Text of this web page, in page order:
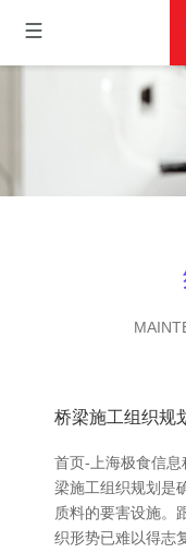
桥梁施工组织规
首页-上海极食信
梁施工组织规划是
质料的要害设施。
织形势已难以得志